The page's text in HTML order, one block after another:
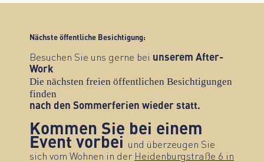
Nächste öffentliche Besichtigung:
Besuchen Sie uns gerne bei unserem After-
Work
Die nächsten freien öffentlichen Besichtigungen
finden
nach den Sommerferien wieder statt.
Kommen Sie bei einem
Event vorbei und überzeugen Sie
sich vom Wohnen in der Heidenburgstraße 6 in